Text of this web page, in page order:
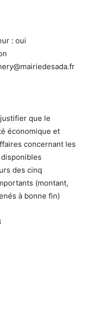
: oui
que le
économique et
concernant les
des cinq
(montant,
à bonne fin)